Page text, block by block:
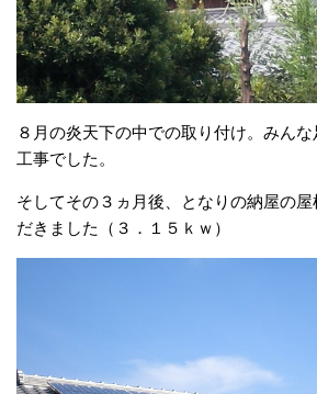
８月の炎天下の中での取り付け。みん
工事でした。
そしてその３ヵ月後、となりの納屋の
だきました（３．１５ｋｗ）